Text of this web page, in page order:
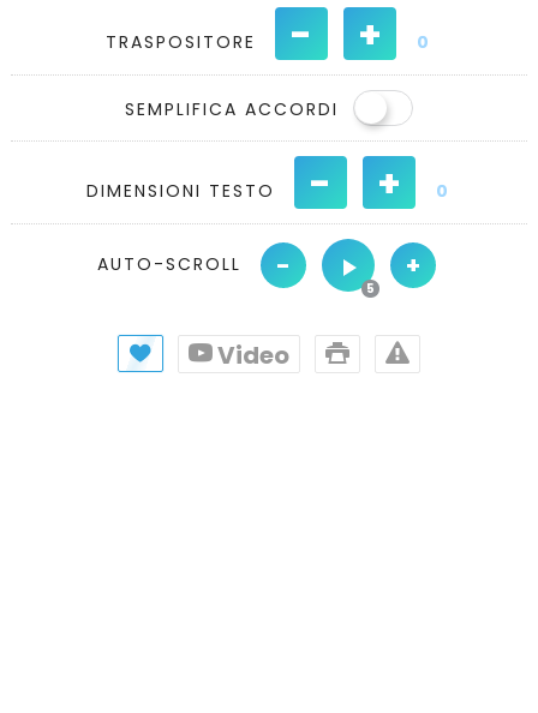
TRASPOSITORE - + 0
SEMPLIFICA ACCORDI
DIMENSIONI TESTO - + 0
AUTO-SCROLL - +
Video